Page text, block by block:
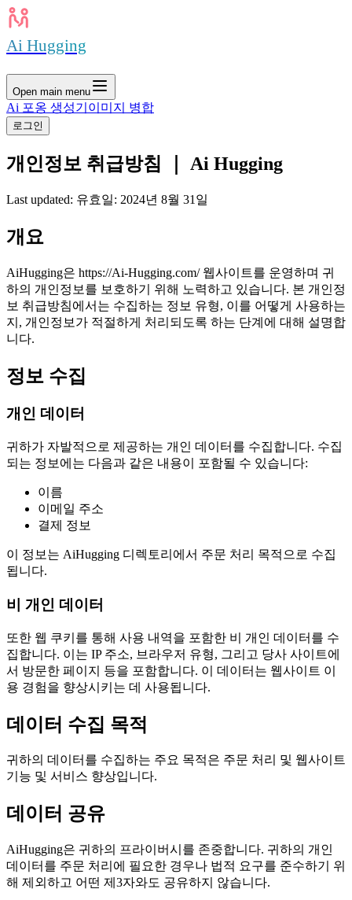
Ai Hugging
Open main menu
Ai 포옹 생성기 이미지 병합
로그인
개인정보 취급방침 ｜ Ai Hugging
Last updated: 유효일: 2024년 8월 31일
개요
AiHugging은 https://Ai-Hugging.com/ 웹사이트를 운영하며 귀
하의 개인정보를 보호하기 위해 노력하고 있습니다. 본 개인정
보 취급방침에서는 수집하는 정보 유형, 이를 어떻게 사용하는
지, 개인정보가 적절하게 처리되도록 하는 단계에 대해 설명합
니다.
정보 수집
개인 데이터
귀하가 자발적으로 제공하는 개인 데이터를 수집합니다. 수집
되는 정보에는 다음과 같은 내용이 포함될 수 있습니다:
이름
이메일 주소
결제 정보
이 정보는 AiHugging 디렉토리에서 주문 처리 목적으로 수집
됩니다.
비 개인 데이터
또한 웹 쿠키를 통해 사용 내역을 포함한 비 개인 데이터를 수
집합니다. 이는 IP 주소, 브라우저 유형, 그리고 당사 사이트에
서 방문한 페이지 등을 포함합니다. 이 데이터는 웹사이트 이
용 경험을 향상시키는 데 사용됩니다.
데이터 수집 목적
귀하의 데이터를 수집하는 주요 목적은 주문 처리 및 웹사이트
기능 및 서비스 향상입니다.
데이터 공유
AiHugging은 귀하의 프라이버시를 존중합니다. 귀하의 개인
데이터를 주문 처리에 필요한 경우나 법적 요구를 준수하기 위
해 제외하고 어떤 제3자와도 공유하지 않습니다.